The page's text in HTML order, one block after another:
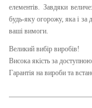
елементів. Завдяки
будь-яку огорожу, яка і за
ваші вимоги.
Великий вибір виробів!
Висока якість за
Гарантія на вироби та